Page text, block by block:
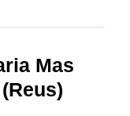
Mas